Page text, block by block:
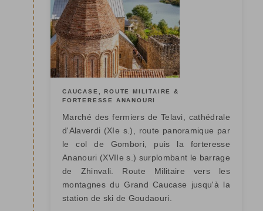
CAUCASE, ROUTE MILITAIRE &
FORTERESSE ANANOURI
Marché des fermiers de Telavi, cathédrale
d'Alaverdi (XIe s.), route panoramique par
le col de Gombori, puis la forteresse
Ananouri (XVIIe s.) surplombant le barrage
de Zhinvali. Route Militaire vers les
montagnes du Grand Caucase jusqu'à la
station de ski de Goudaouri.